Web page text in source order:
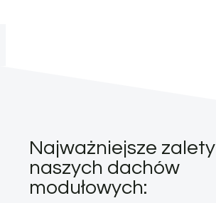
Najważniejsze zalety
naszych dachów
modułowych: